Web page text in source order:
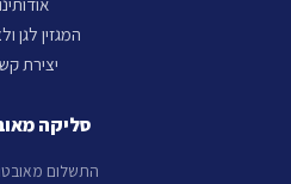
המגזין לגן
יצירת
סליקה
התשלום